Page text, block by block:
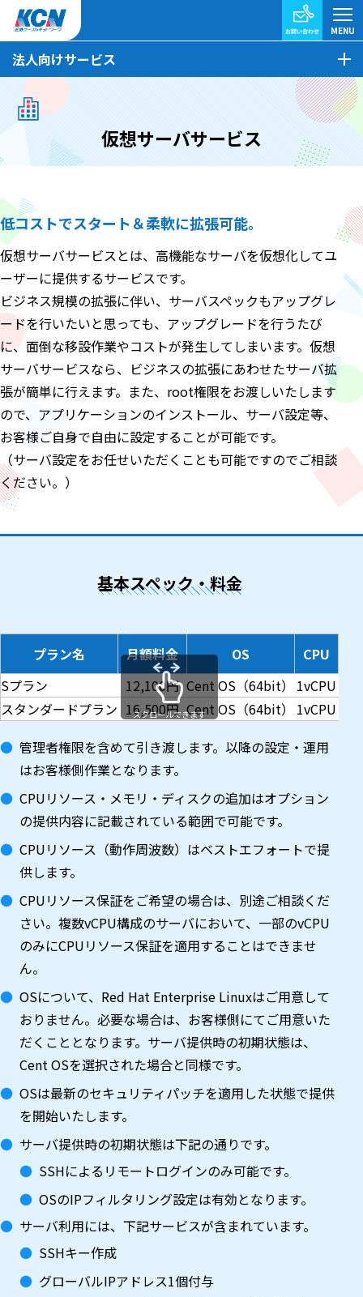
仮想サーバサービス
法人向けサービス
低コストでスタート＆柔軟に拡張可能。
仮想サーバサービスとは、高機能なサーバを仮想化してユ
ーザーに提供するサービスです。
ビジネス規模の拡張に伴い、サーバスペックもアップグレ
ードを行いたいと思っても、アップグレードを行うたび
に、面倒な移設作業やコストが発生してしまいます。仮想
サーバサービスなら、ビジネスの拡張にあわせたサーバ拡
張が簡単に行えます。また、root権限をお渡しいたします
ので、アプリケーションのインストール、サーバ設定等、
お客様ご自身で自由に設定することが可能です。
（サーバ設定をお任せいただくことも可能ですのでご相談
ください。）
基本スペック・料金
プラン名 月額料金 OS CPU
Sプラン
12,100円 Cent OS（64bit） 1vCPU
スタンダードプラン 16,500円 Cent OS（64bit） 1vCPU
スクロールできます
管理者権限を含めて引き渡します。以降の設定・運用
はお客様側作業となります。
CPUリソース・メモリ・ディスクの追加はオプション
の提供内容に記載されている範囲で可能です。
CPUリソース（動作周波数）はベストエフォートで提
供します。
CPUリソース保証をご希望の場合は、別途ご相談くだ
さい。複数vCPU構成のサーバにおいて、一部のvCPU
のみにCPUリソース保証を適用することはできませ
ん。
OSについて、Red Hat Enterprise Linuxはご用意して
おりません。必要な場合は、お客様側にてご用意いた
だくこととなります。サーバ提供時の初期状態は、
Cent OSを選択された場合と同様です。
OSは最新のセキュリティパッチを適用した状態で提供
を開始いたします。
サーバ提供時の初期状態は下記の通りです。
SSHによるリモートログインのみ可能です。
OSのIPフィルタリング設定は有効となります。
サーバ利用には、下記サービスが含まれています。
SSHキー作成
グローバルIPアドレス1個付与